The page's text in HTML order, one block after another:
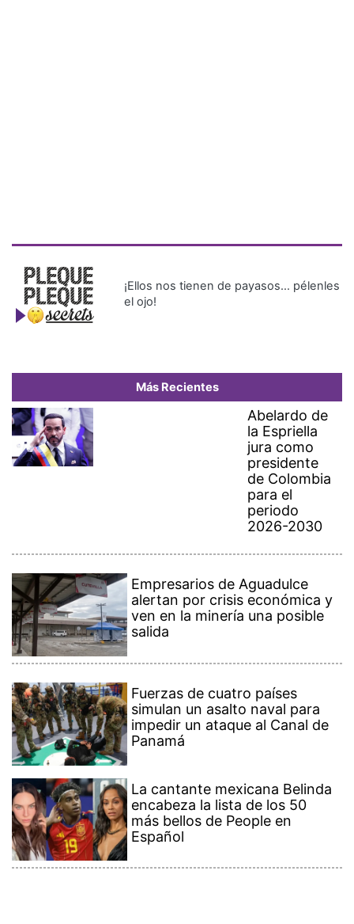
¡Ellos nos tienen de payasos… pélenles
el ojo!
Más Recientes
Abelardo de
la Espriella
jura como
presidente
de Colombia
para el
periodo
2026-2030
Empresarios de Aguadulce
alertan por crisis económica y
ven en la minería una posible
salida
Fuerzas de cuatro países
simulan un asalto naval para
impedir un ataque al Canal de
Panamá
La cantante mexicana Belinda
encabeza la lista de los 50
más bellos de People en
Español